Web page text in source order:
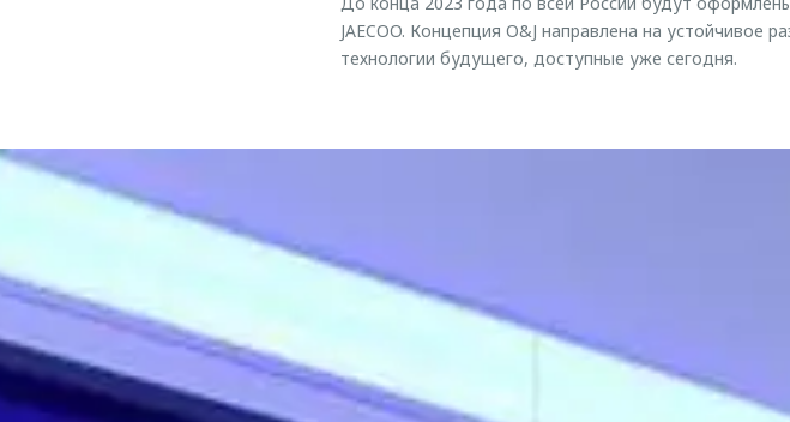
JAECOO. Концепция O&J направлена на
технологии будущего, доступные уже сегодня.